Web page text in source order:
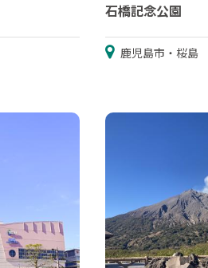
石橋記念公園
鹿児島市・桜島